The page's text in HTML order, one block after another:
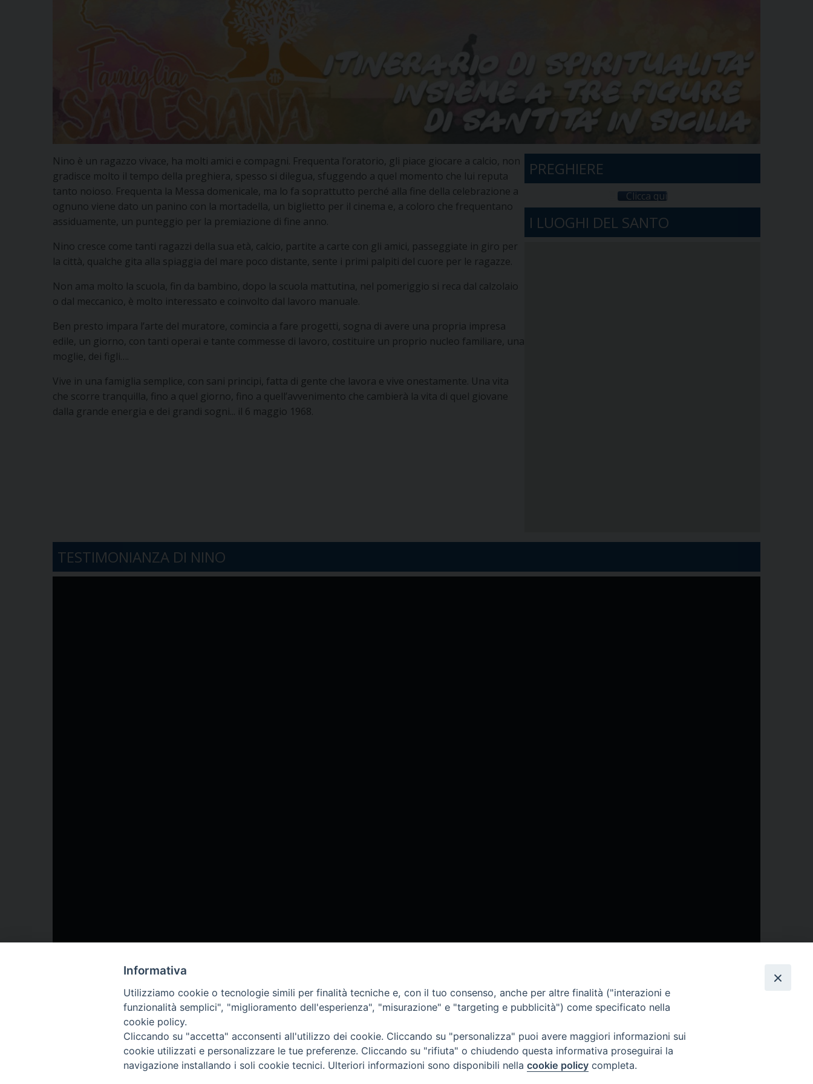
Nino è un ragazzo vivace, ha molti amici e compagni. Frequenta l’oratorio, gli piace giocare a calcio, non
gradisce molto il tempo della preghiera, spesso si dilegua, sfuggendo a quel momento che lui reputa
tanto noioso. Frequenta la Messa domenicale, ma lo fa soprattutto perché alla fine della celebrazione a
ognuno viene dato un panino con la mortadella, un biglietto per il cinema e, a coloro che frequentano
assiduamente, un punteggio per la premiazione di fine anno.
Nino cresce come tanti ragazzi della sua età, calcio, partite a carte con gli amici, passeggiate in giro per
la città, qualche gita alla spiaggia del mare poco distante, sente i primi palpiti del cuore per le ragazze.
Non ama molto la scuola, fin da bambino, dopo la scuola mattutina, nel pomeriggio si reca dal calzolaio
o dal meccanico, è molto interessato e coinvolto dal lavoro manuale.
Ben presto impara l’arte del muratore, comincia a fare progetti, sogna di avere una propria impresa
edile, un giorno, con tanti operai e tante commesse di lavoro, costituire un proprio nucleo familiare, una
moglie, dei figli….
Vive in una famiglia semplice, con sani principi, fatta di gente che lavora e vive onestamente. Una vita
che scorre tranquilla, fino a quel giorno, fino a quell’avvenimento che cambierà la vita di quel giovane
dalla grande energia e dei grandi sogni... il 6 maggio 1968.
PREGHIERE
Clicca qui
I LUOGHI DEL SANTO
TESTIMONIANZA DI NINO
Informativa
Utilizziamo cookie o tecnologie simili per finalità tecniche e, con il tuo consenso, anche per altre finalità ("interazioni e
funzionalità semplici", "miglioramento dell'esperienza", "misurazione" e "targeting e pubblicità") come specificato nella
cookie policy.
Cliccando su "accetta" acconsenti all'utilizzo dei cookie. Cliccando su "personalizza" puoi avere maggiori informazioni sui
cookie utilizzati e personalizzare le tue preferenze. Cliccando su "rifiuta" o chiudendo questa informativa proseguirai la
navigazione installando i soli cookie tecnici. Ulteriori informazioni sono disponibili nella cookie policy completa.